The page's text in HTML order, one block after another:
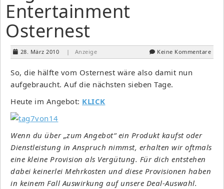
Entertainment
Osternest
28. März 2010 | Anzeige Keine Kommentare
So, die hälfte vom Osternest wäre also damit nun
aufgebraucht. Auf die nächsten sieben Tage.
Heute im Angebot: KLICK
Wenn du über „zum Angebot“ ein Produkt kaufst oder
Dienstleistung in Anspruch nimmst, erhalten wir oftmals
eine kleine Provision als Vergütung. Für dich entstehen
dabei keinerlei Mehrkosten und diese Provisionen haben
in keinem Fall Auswirkung auf unsere Deal-Auswahl.